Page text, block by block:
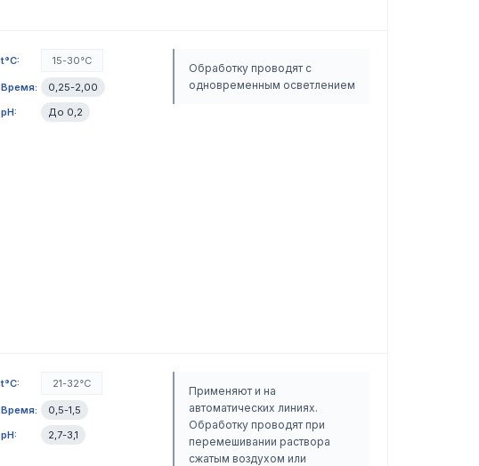
t°C: 15-30°C
Время:
0,25-2,00
pH:
До 0,2
Обработку проводят с
одновременным осветлением
t°C: 21-32°C
Время:
0,5-1,5
pH:
2,7-3,1
Применяют и на
автоматических линиях.
Обработку проводят при
перемешивании раствора
сжатым воздухом или